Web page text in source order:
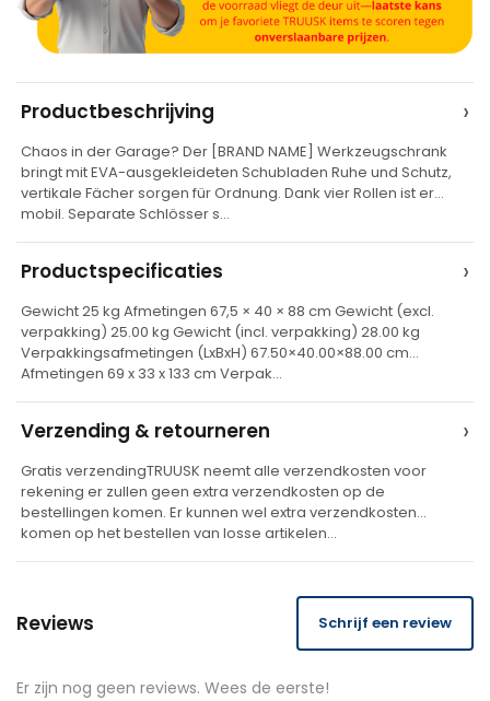
t
e
r
a
t
v
e
Productbeschrijving ›
Chaos in der Garage? Der [BRAND NAME] Werkzeugschrank
bringt mit EVA-ausgekleideten Schubladen Ruhe und Schutz,
vertikale Fächer sorgen für Ordnung. Dank vier Rollen ist er
mobil. Separate Schlösser s…
Productspecificaties ›
Gewicht 25 kg Afmetingen 67,5 × 40 × 88 cm Gewicht (excl.
verpakking) 25.00 kg Gewicht (incl. verpakking) 28.00 kg
Verpakkingsafmetingen (LxBxH) 67.50×40.00×88.00 cm
Afmetingen 69 x 33 x 133 cm Verpak…
Verzending & retourneren ›
Gratis verzendingTRUUSK neemt alle verzendkosten voor
rekening er zullen geen extra verzendkosten op de
bestellingen komen. Er kunnen wel extra verzendkosten
komen op het bestellen van losse artikelen…
Reviews Schrijf een review
Er zijn nog geen reviews. Wees de eerste!